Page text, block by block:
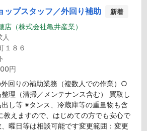
ップスタッフ／外回り補助 新着
（株式会社亀井産業）
１８６
円
回りの補助業務（複数人での作業）○
理（清掃／メンテナンス含む） 買取し
し等 ※タンス、冷蔵庫等の重量物も含
えますので、はじめての方でも安心で
曜日等は相談可能です変更範囲：変更